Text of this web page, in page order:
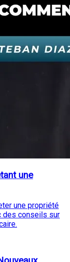
une
une propriété
des conseils sur